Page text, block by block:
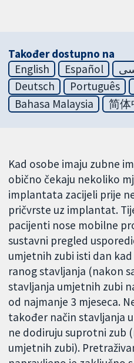
Također dostupno na
English
Español
Deutsch
Português
Bahasa Malaysia
简体
Kad osobe imaju zubne
obično čekaju nekoliko
implantata zacijeli prije
pričvrste uz implantat.
pacijenti nose mobilne
sustavni pregled
umjetnih zubi isti dan
ranog stavljanja (nakon
stavljanja umjetnih zubi
od najmanje 3 mjeseca.
također način stavljanja
ne dodiruju suprotni zub
umjetnih zubi).